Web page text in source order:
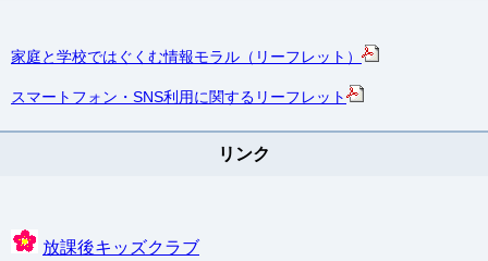
家庭と学校ではぐくむ情報モラル（リーフレット）
スマートフォン・SNS利用に関するリーフレット
リンク
放課後キッズクラブ